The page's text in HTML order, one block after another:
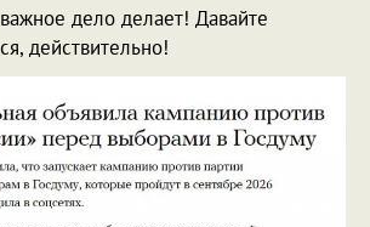
дело делает! Давайте
действительно!